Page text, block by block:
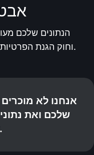
הנתונים שלכם
עולמיים, כולל PCI DSS, SSL וחוק הגנת הפרטיות.
אנחנו לא
שלכם ואת